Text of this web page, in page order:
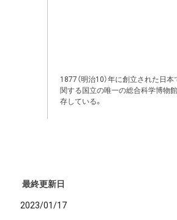
1877（明治10）年に創立された日
関する国立の唯一の総合科学博物
存している。
最終更新日
2023/01/17